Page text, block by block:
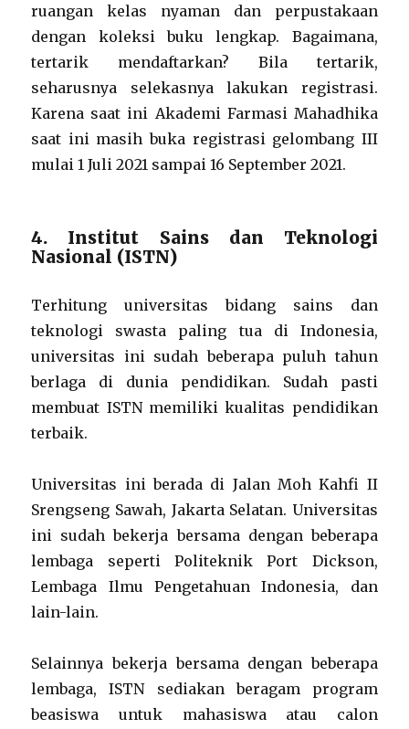
ruangan kelas nyaman dan perpustakaan
dengan koleksi buku lengkap. Bagaimana,
tertarik mendaftarkan? Bila tertarik,
seharusnya selekasnya lakukan registrasi.
Karena saat ini Akademi Farmasi Mahadhika
saat ini masih buka registrasi gelombang III
mulai 1 Juli 2021 sampai 16 September 2021.
4. Institut Sains dan Teknologi
Nasional (ISTN)
Terhitung universitas bidang sains dan
teknologi swasta paling tua di Indonesia,
universitas ini sudah beberapa puluh tahun
berlaga di dunia pendidikan. Sudah pasti
membuat ISTN memiliki kualitas pendidikan
terbaik.
Universitas ini berada di Jalan Moh Kahfi II
Srengseng Sawah, Jakarta Selatan. Universitas
ini sudah bekerja bersama dengan beberapa
lembaga seperti Politeknik Port Dickson,
Lembaga Ilmu Pengetahuan Indonesia, dan
lain-lain.
Selainnya bekerja bersama dengan beberapa
lembaga, ISTN sediakan beragam program
beasiswa untuk mahasiswa atau calon